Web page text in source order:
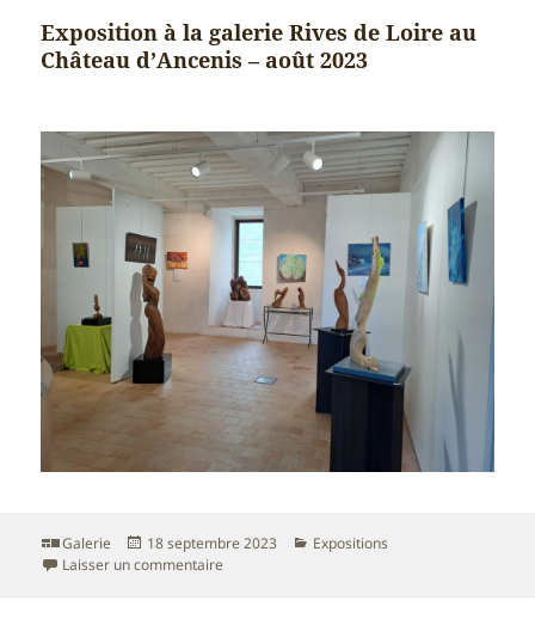
Exposition à la galerie Rives de Loire au
Château d’Ancenis – août 2023
Format
Galerie
Publié
le
18 septembre 2023 Catégories
Expositions
Laisser un commentairesur Exposition à la galerie Rives de Loire au